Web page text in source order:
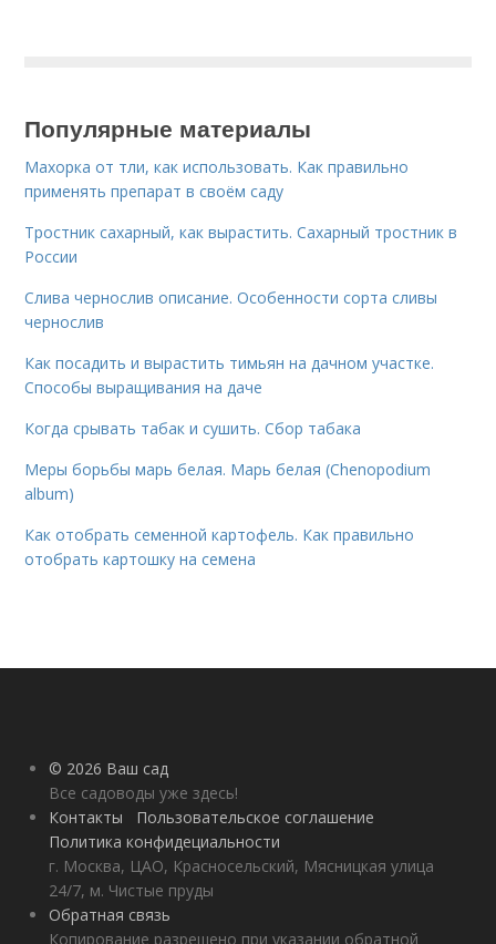
Популярные материалы
Махорка от тли, как использовать. Как правильно
применять препарат в своём саду
Тростник сахарный, как вырастить. Сахарный тростник в
России
Слива чернослив описание. Особенности сорта сливы
чернослив
Как посадить и вырастить тимьян на дачном участке.
Способы выращивания на даче
Когда срывать табак и сушить. Сбор табака
Меры борьбы марь белая. Марь белая (Chenopodium
album)
Как отобрать семенной картофель. Как правильно
отобрать картошку на семена
© 2026 Ваш сад
Все садоводы уже здесь!
Контакты
Пользовательское соглашение
Политика конфидециальности
г. Москва, ЦАО, Красносельский, Мясницкая улица
24/7, м. Чистые пруды
Обратная связь
Копирование разрешено при указании обратной